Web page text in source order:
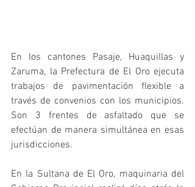
En los cantones Pasaje, Huaquillas y
Zaruma, la Prefectura de El Oro ejecuta
trabajos de pavimentación flexible a
través de convenios con los municipios.
Son 3 frentes de asfaltado que se
efectúan de manera simultánea en esas
jurisdicciones.
En la Sultana de El Oro, maquinaria del